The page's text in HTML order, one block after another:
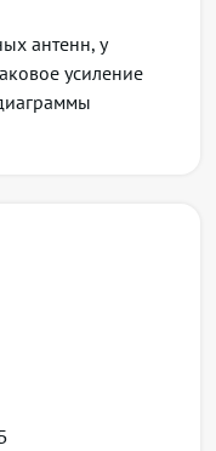
антенн, у
усиление